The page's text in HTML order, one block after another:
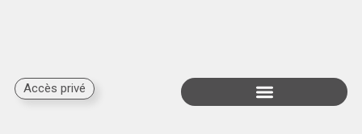
Accès privé